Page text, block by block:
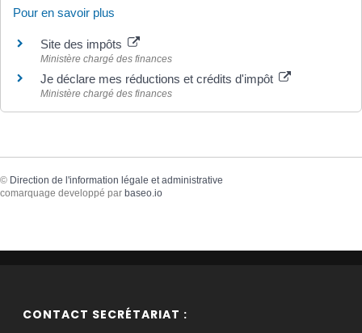
Pour en savoir plus
Site des impôts
Ministère chargé des finances
Je déclare mes réductions et crédits d'impôt
Ministère chargé des finances
© Direction de l'information légale et administrative
comarquage developpé par baseo.io
CONTACT SECRÉTARIAT :